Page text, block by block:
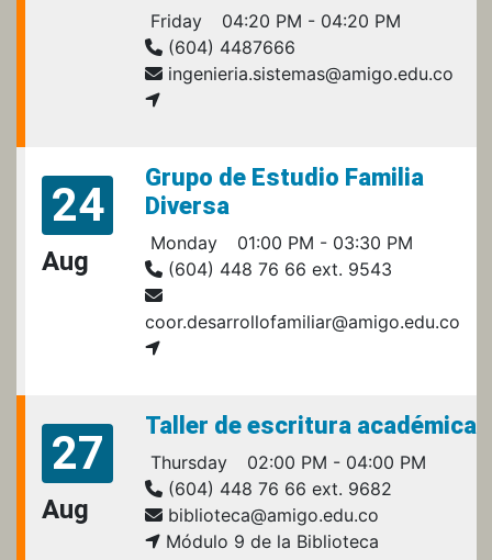
Friday
04:20 PM - 04:20 PM
(604) 4487666
ingenieria.sistemas@amigo.edu.co
24
Aug
Grupo de Estudio Familia
Diversa
Monday
01:00 PM - 03:30 PM
(604) 448 76 66 ext. 9543
coor.desarrollofamiliar@amigo.edu.co
27
Aug
Taller de escritura académica
Thursday
02:00 PM - 04:00 PM
(604) 448 76 66 ext. 9682
biblioteca@amigo.edu.co
Módulo 9 de la Biblioteca